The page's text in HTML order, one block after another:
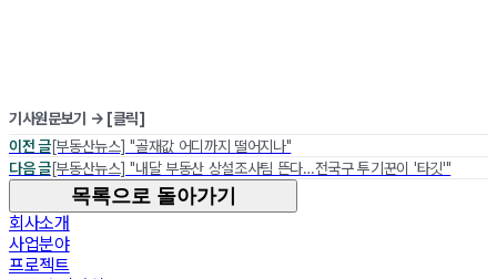
기사원문보기 → [클릭]
이전 글[부동산뉴스] "골재값 어디까지 떨어지나"
다음 글[부동산뉴스] "내달 부동산 상설조사팀 뜬다…전국구 투기꾼이 '타깃'"
목록으로 돌아가기
회사소개
사업분야
프로젝트